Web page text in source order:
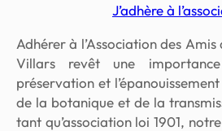
J’adhère à
Adhérer à l’Association des
Villars revêt une
préservation et
de la botanique et de la
tant qu’association loi 1901,